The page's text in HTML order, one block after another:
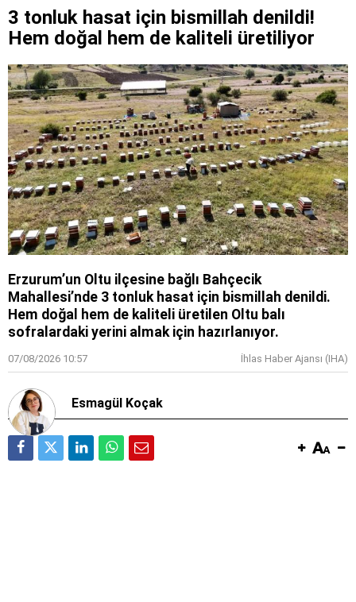
3 tonluk hasat için bismillah denildi!
Hem doğal hem de kaliteli üretiliyor
Erzurum’un Oltu ilçesine bağlı Bahçecik
Mahallesi’nde 3 tonluk hasat için bismillah denildi.
Hem doğal hem de kaliteli üretilen Oltu balı
sofralardaki yerini almak için hazırlanıyor.
07/08/2026 10:57 İhlas Haber Ajansı (IHA)
Esmagül Koçak